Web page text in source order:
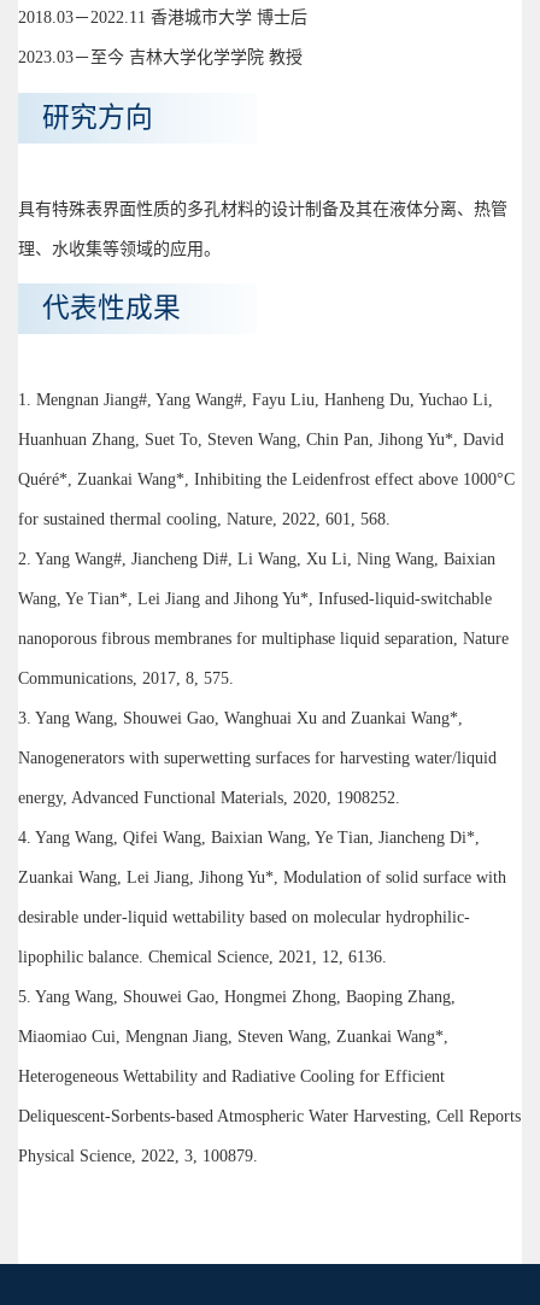
2018.03－2022.11 香港城市大学 博士后
2023.03－至今 吉林大学化学学院 教授
研究方向
具有特殊表界面性质的多孔材料的设计制备及其在液体分离、热管
理、水收集等领域的应用。
代表性成果
1. Mengnan Jiang#, Yang Wang#, Fayu Liu, Hanheng Du, Yuchao Li,
Huanhuan Zhang, Suet To, Steven Wang, Chin Pan, Jihong Yu*, David
Quéré*, Zuankai Wang*, Inhibiting the Leidenfrost effect above 1000°C
for sustained thermal cooling, Nature, 2022, 601, 568.
2. Yang Wang#, Jiancheng Di#, Li Wang, Xu Li, Ning Wang, Baixian
Wang, Ye Tian*, Lei Jiang and Jihong Yu*, Infused-liquid-switchable
nanoporous fibrous membranes for multiphase liquid separation, Nature
Communications, 2017, 8, 575.
3. Yang Wang, Shouwei Gao, Wanghuai Xu and Zuankai Wang*,
Nanogenerators with superwetting surfaces for harvesting water/liquid
energy, Advanced Functional Materials, 2020, 1908252.
4. Yang Wang, Qifei Wang, Baixian Wang, Ye Tian, Jiancheng Di*,
Zuankai Wang, Lei Jiang, Jihong Yu*, Modulation of solid surface with
desirable under-liquid wettability based on molecular hydrophilic-
lipophilic balance. Chemical Science, 2021, 12, 6136.
5. Yang Wang, Shouwei Gao, Hongmei Zhong, Baoping Zhang,
Miaomiao Cui, Mengnan Jiang, Steven Wang, Zuankai Wang*,
Heterogeneous Wettability and Radiative Cooling for Efficient
Deliquescent-Sorbents-based Atmospheric Water Harvesting, Cell Reports
Physical Science, 2022, 3, 100879.